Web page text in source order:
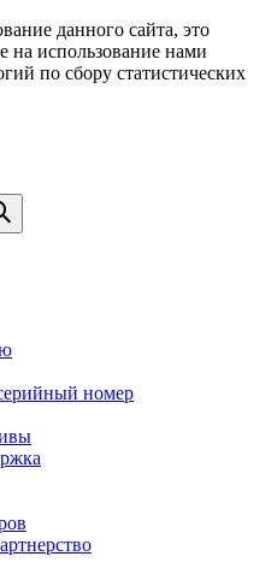
данного сайта, это
на использование нами
по сбору статистических
номер